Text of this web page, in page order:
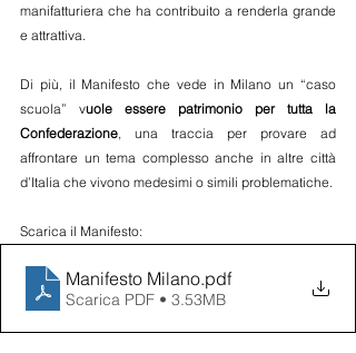
manifatturiera che ha contribuito a renderla grande
e attrattiva.
Di più, il Manifesto che vede in Milano un “caso
scuola” vuole essere patrimonio per tutta la
Confederazione, una traccia per provare ad
affrontare un tema complesso anche in altre città
d’Italia che vivono medesimi o simili problematiche.
Scarica il Manifesto:
Manifesto Milano.pdf
Scarica PDF • 3.53MB